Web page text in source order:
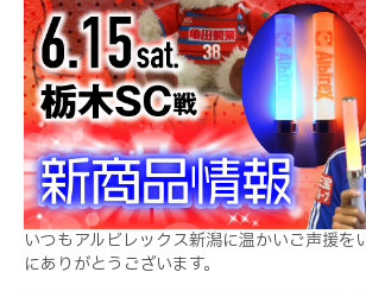
いつもアルビレックス新潟に温かいご声援を
にありがとうございます。